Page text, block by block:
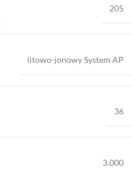
205
litowo-jonowy System AP
36
3.000